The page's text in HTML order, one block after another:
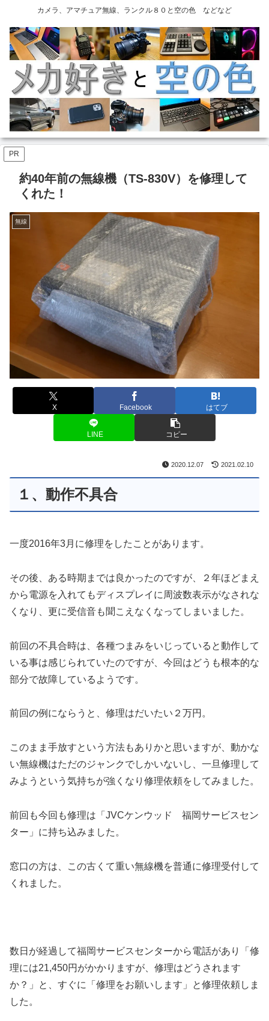
カメラ、アマチュア無線、ランクル８０と空の色 などなど
PR
約40年前の無線機（TS-830V）を修理して
くれた！
無線
X Facebook はてブ
LINE コピー
2020.12.07 2021.02.10
１、動作不具合
一度2016年3月に修理をしたことがあります。
その後、ある時期までは良かったのですが、２年ほどまえ
から電源を入れてもディスプレイに周波数表示がなされな
くなり、更に受信音も聞こえなくなってしまいました。
前回の不具合時は、各種つまみをいじっていると動作して
いる事は感じられていたのですが、今回はどうも根本的な
部分で故障しているようです。
前回の例にならうと、修理はだいたい２万円。
このまま手放すという方法もありかと思いますが、動かな
い無線機はただのジャンクでしかいないし、一旦修理して
みようという気持ちが強くなり修理依頼をしてみました。
前回も今回も修理は「JVCケンウッド 福岡サービスセン
ター」に持ち込みました。
窓口の方は、この古くて重い無線機を普通に修理受付して
くれました。
数日が経過して福岡サービスセンターから電話があり「修
理には21,450円がかかりますが、修理はどうされます
か？」と、すぐに「修理をお願いします」と修理依頼しま
した。